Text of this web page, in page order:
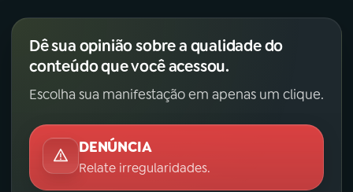
Dê sua opinião sobre a qualidade do
conteúdo que você acessou.
Escolha sua manifestação em apenas um clique.
DENÚNCIA
Relate irregularidades.